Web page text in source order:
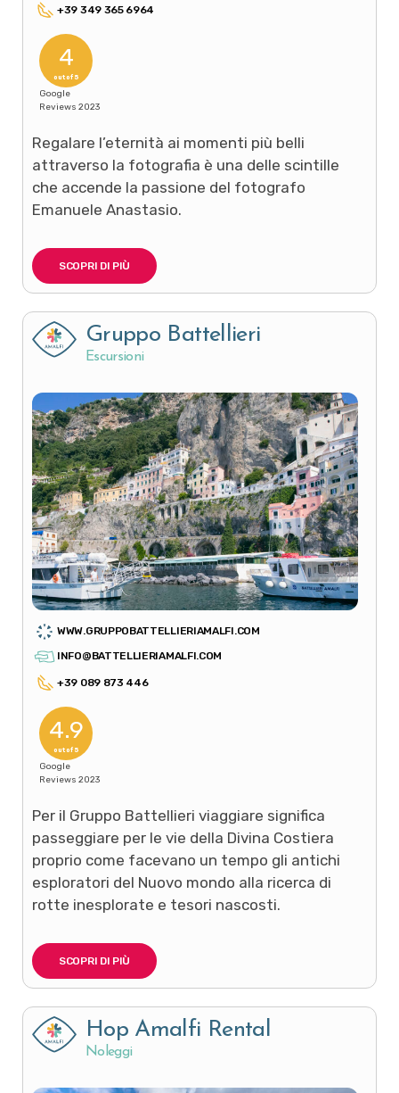
+39 349 365 6964
4
out of 5
Google
Reviews 2023
Regalare l’eternità ai momenti più belli
attraverso la fotografia è una delle scintille
che accende la passione del fotografo
Emanuele Anastasio.
SCOPRI DI PIÙ
Gruppo Battellieri
Escursioni
WWW.GRUPPOBATTELLIERIAMALFI.COM
INFO@BATTELLIERIAMALFI.COM
+39 089 873 446
4.9
out of 5
Google
Reviews 2023
Per il Gruppo Battellieri viaggiare significa
passeggiare per le vie della Divina Costiera
proprio come facevano un tempo gli antichi
esploratori del Nuovo mondo alla ricerca di
rotte inesplorate e tesori nascosti.
SCOPRI DI PIÙ
Hop Amalfi Rental
Noleggi